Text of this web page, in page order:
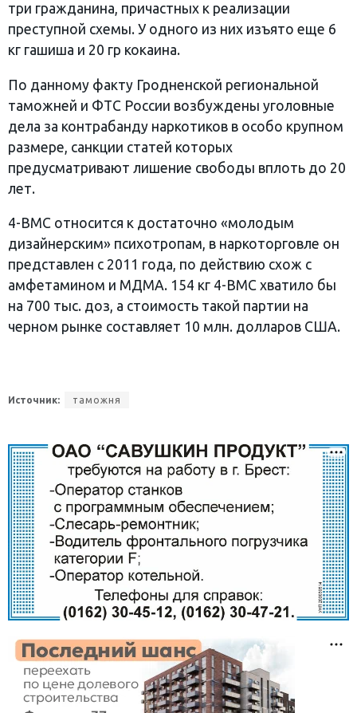
три гражданина, причастных к реализации
преступной схемы. У одного из них изъято еще 6
кг гашиша и 20 гр кокаина.
По данному факту Гродненской региональной
таможней и ФТС России возбуждены уголовные
дела за контрабанду наркотиков в особо крупном
размере, санкции статей которых
предусматривают лишение свободы вплоть до 20
лет.
4-ВМС относится к достаточно «молодым
дизайнерским» психотропам, в наркоторговле он
представлен с 2011 года, по действию схож с
амфетамином и МДМА. 154 кг 4-ВМС хватило бы
на 700 тыс. доз, а стоимость такой партии на
черном рынке составляет 10 млн. долларов США.
Источник: таможня